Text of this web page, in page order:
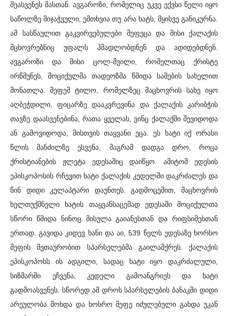
შეასვენეს მასთან. ავგაროზი, რომელიც უკვე ექვსი წელი იყო
საწოლზე მიჯაჭვული, ემთხვია თუ არა ხატს, მყისვე განიკურნა.
ამ სასწაულით გაკვირვებულები მეფეცა და მისი ქალაქის
მცხოვრებნიც უფალს ჰმადლობდნენ და ადიდებდნენ.
ავგაროზი და მისი ცოლ-შვილი, რომელთაც ქრისტე
ირწმუნეს, მოციქულმა თადეოზმა წმიდა სამების სახელით
მონათლა. მეფემ ტილო, რომელზეც მაცხოვრის სახე იყო
აღბეჭდილი, ფიცარზე დააკვრევინა და ქალაქის კარიბჭის
თავზე დაასვენებინა, რათა ყველას, ვინც ქალაქში შევიდოდა
ან გამოვიდოდა, მისთვის თაყვანი ეცა. ეს ხატი იქ ორასი
წლის მანძილზე ესვენა, მაგრამ დადგა დრო, როცა
ქრისტიანების ჟლეტა ედესაშიც დაიწყო. ამიტომ ედესის
ეპისკოპოსის რჩევით ხატი ქალაქის კედელში დაკრძალეს და
წინ დიდი კელაპტარი დაუნთეს. გადმოცემით, მაცხოვრის
ხელთუქმნელი ხატის თაყვანსაცემად ედესაში მოციქულთა
სწორი წმიდა ნინოც მისულა გაიანესთან და რიფსიმესთან
ერთად. გავიდა კიდევ ხანი და აი, 539 წელს ედესაზე ხორსო
მეფის მეთაურობით სპარსელებმა გაილაშქრეს. ქალაქის
ეპისკოპოსს ის ადგილი, სადაც ხატი იყო დაკრძალული,
სიზმარში ეჩვენა, კედელი გამოანგრიეს და ხატი
გადმოასვენეს. სწორედ ამ დროს სპარსელების ბანაკში დიდი
არეულობა მოხდა და ხოსრო მეფე იძულებული გახდა უკან